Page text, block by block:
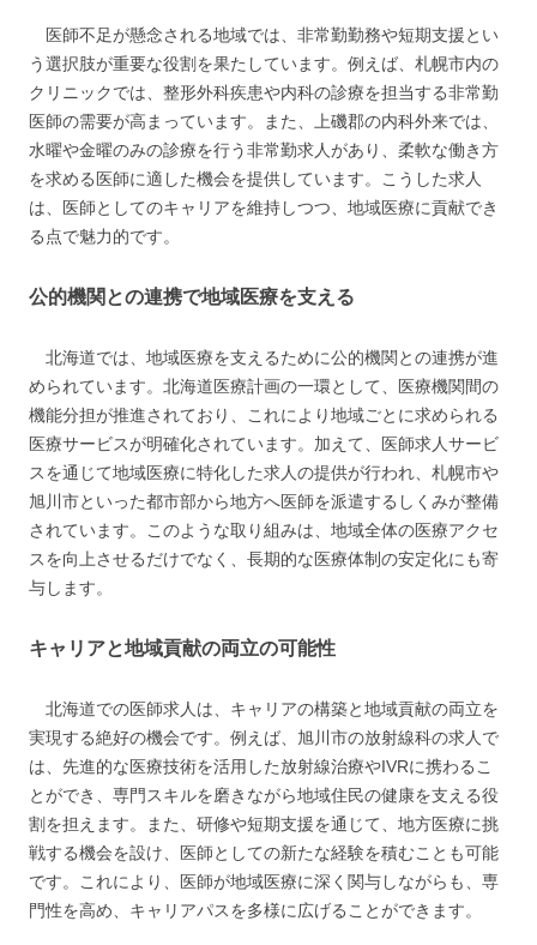
医師不足が懸念される地域では、非常勤勤務や短期支援とい
う選択肢が重要な役割を果たしています。例えば、札幌市内の
クリニックでは、整形外科疾患や内科の診療を担当する非常勤
医師の需要が高まっています。また、上磯郡の内科外来では、
水曜や金曜のみの診療を行う非常勤求人があり、柔軟な働き方
を求める医師に適した機会を提供しています。こうした求人
は、医師としてのキャリアを維持しつつ、地域医療に貢献でき
る点で魅力的です。
公的機関との連携で地域医療を支える
北海道では、地域医療を支えるために公的機関との連携が進
められています。北海道医療計画の一環として、医療機関間の
機能分担が推進されており、これにより地域ごとに求められる
医療サービスが明確化されています。加えて、医師求人サービ
スを通じて地域医療に特化した求人の提供が行われ、札幌市や
旭川市といった都市部から地方へ医師を派遣するしくみが整備
されています。このような取り組みは、地域全体の医療アクセ
スを向上させるだけでなく、長期的な医療体制の安定化にも寄
与します。
キャリアと地域貢献の両立の可能性
北海道での医師求人は、キャリアの構築と地域貢献の両立を
実現する絶好の機会です。例えば、旭川市の放射線科の求人で
は、先進的な医療技術を活用した放射線治療やIVRに携わるこ
とができ、専門スキルを磨きながら地域住民の健康を支える役
割を担えます。また、研修や短期支援を通じて、地方医療に挑
戦する機会を設け、医師としての新たな経験を積むことも可能
です。これにより、医師が地域医療に深く関与しながらも、専
門性を高め、キャリアパスを多様に広げることができます。